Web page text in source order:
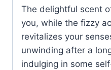
The delightful scent
you, while the fizzy
revitalizes your
unwinding after a
indulging in some